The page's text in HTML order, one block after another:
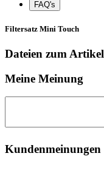
FAQ's
Filtersatz Mini Touch
Dateien zum Artikel
Meine Meinung
Kundenmeinungen